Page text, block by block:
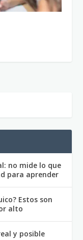
no mide lo que
para aprender
Estos son
alto
y posible